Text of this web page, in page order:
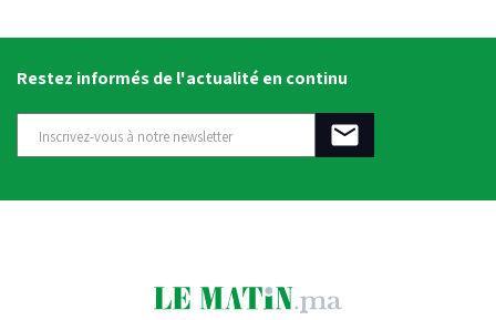
Restez informés de l'actualité en continu